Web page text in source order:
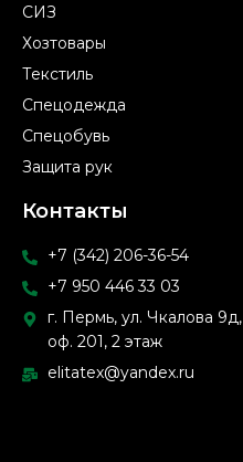
СИЗ
Хозтовары
Текстиль
Спецодежда
Спецобувь
Защита рук
Контакты
+7 (342) 206-36-54
+7 950 446 33 03
г. Пермь, ул. Чкалова 9д,
оф. 201, 2 этаж
elitatex@yandex.ru